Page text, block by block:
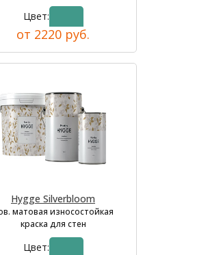
Цвет:
от 2220 руб.
Hygge Silverbloom
матовая износостойкая
краска для стен
Цвет: